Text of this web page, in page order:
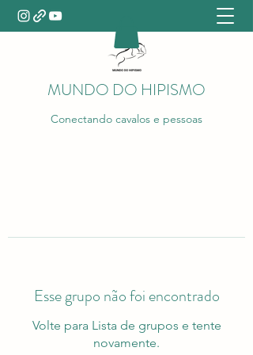
MUNDO DO HIPISMO
Conectando cavalos e pessoas
Esse grupo não foi encontrado
Volte para Lista de grupos e tente
novamente.